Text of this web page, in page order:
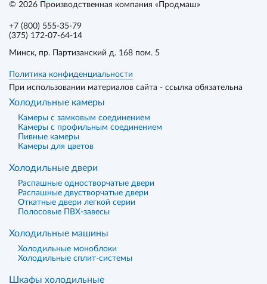
© 2026 Производственная компания «Продмаш»
+7 (800) 555-35-79
(375) 172-07-64-14
Минск, пр. Партизанский д. 168 пом. 5
Политика конфиденциальности
При использовании материалов сайта - ссылка обязательна
Холодильные камеры
Камеры с замковым соединением
Камеры с профильным соединением
Пивные камеры
Камеры для цветов
Холодильные двери
Распашные одностворчатые двери
Распашные двустворчатые двери
Откатные двери легкой серии
Полосовые ПВХ-завесы
Холодильные машины
Холодильные моноблоки
Холодильные сплит-системы
Шкафы холодильные